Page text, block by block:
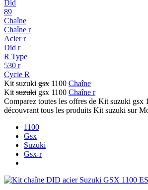
Did
89
Chaîne
Chaîne r
Acier r
Did r
R Type
530 r
Cycle R
Kit suzuki gsx 1100 Chaîne
Kit suzuki gsx 1100 Chaîne r
Comparez toutes les offres de Kit suzuki gsx
découvrant tous les produits Kit suzuki sur
1100
Gsx
Suzuki
Gsx-r